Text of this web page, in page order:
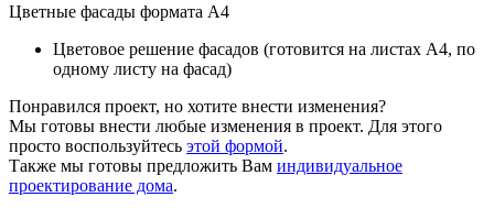
Цветные фасады формата А4
Цветовое решение фасадов (готовится на листах А4, по
одному листу на фасад)
Понравился проект, но хотите внести изменения?
Мы готовы внести любые изменения в проект. Для этого
просто воспользуйтесь этой формой.
Также мы готовы предложить Вам индивидуальное
проектирование дома.